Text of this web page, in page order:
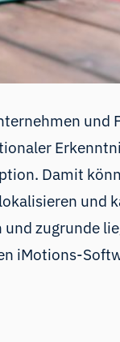
und
Damit
und
zugrunde
iMotions-